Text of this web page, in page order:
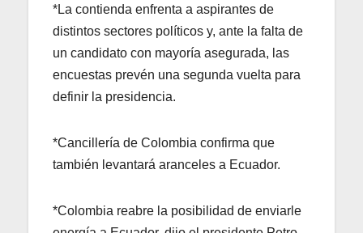
*La contienda enfrenta a aspirantes de
distintos sectores políticos y, ante la falta de
un candidato con mayoría asegurada, las
encuestas prevén una segunda vuelta para
definir la presidencia.
*Cancillería de Colombia confirma que
también levantará aranceles a Ecuador.
*Colombia reabre la posibilidad de enviarle